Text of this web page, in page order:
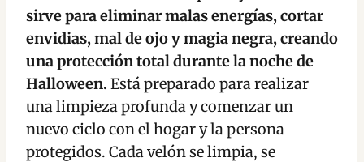
sirve para eliminar malas energías, cortar
envidias, mal de ojo y magia negra, creando
una protección total durante la noche de
Halloween. Está preparado para realizar
una limpieza profunda y comenzar un
nuevo ciclo con el hogar y la persona
protegidos. Cada velón se limpia, se
Protección
noche
Halloween
cantidad